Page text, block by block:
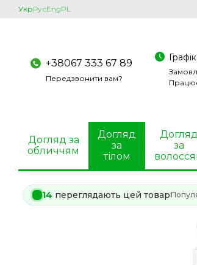
Перейти до основного контенту
УкрРусEngPL
+38067 333 67 89
Передзвонити вам?
Догляд за
обличчям
Догляд
за
тілом
Догляд
за
14 переглядають цей товар